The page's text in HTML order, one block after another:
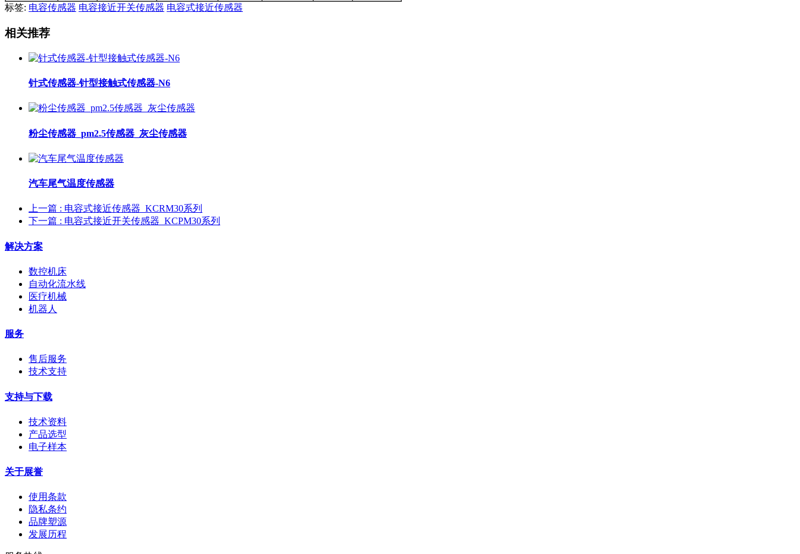
标签: 电容传感器 电容接近开关传感器 电容式接近传感器
相关推荐
针式传感器-针型接触式传感器-N6
粉尘传感器_pm2.5传感器_灰尘传感器
汽车尾气温度传感器
上一篇 : 电容式接近传感器_KCRM30系列
下一篇 : 电容式接近开关传感器_KCPM30系列
解决方案
数控机床
自动化流水线
医疗机械
机器人
服务
售后服务
技术支持
支持与下载
技术资料
产品选型
电子样本
关于展誉
使用条款
隐私条约
品牌塑源
发展历程